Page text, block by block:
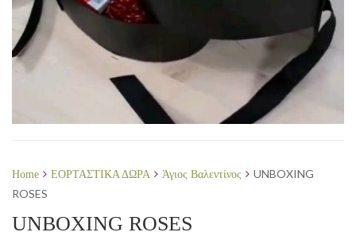
Home ΕΟΡΤΑΣΤΙΚΑ ΔΩΡΑ Άγιος Βαλεντίνος
UNBOXING
ROSES
UNBOXING ROSES